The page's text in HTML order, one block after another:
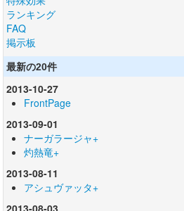
ランキング
FAQ
掲示板
最新の20件
2013-10-27
FrontPage
2013-09-01
ナーガラージャ+
灼熱竜+
2013-08-11
アシュヴァッタ+
2013-08-03